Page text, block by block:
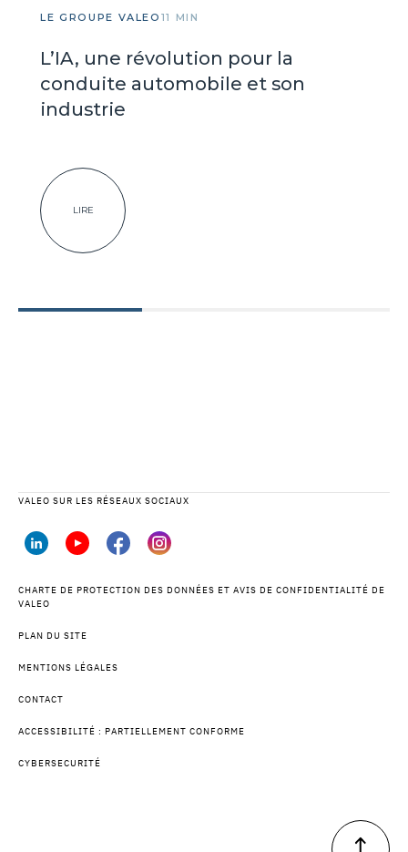
LE GROUPE VALEO 11 MIN
L’IA, une révolution pour la
conduite automobile et son
industrie
LIRE
VALEO SUR LES RÉSEAUX SOCIAUX
CHARTE DE PROTECTION DES DONNÉES ET AVIS DE CONFIDENTIALITÉ DE
VALEO
PLAN DU SITE
MENTIONS LÉGALES
CONTACT
ACCESSIBILITÉ : PARTIELLEMENT CONFORME
CYBERSECURITÉ